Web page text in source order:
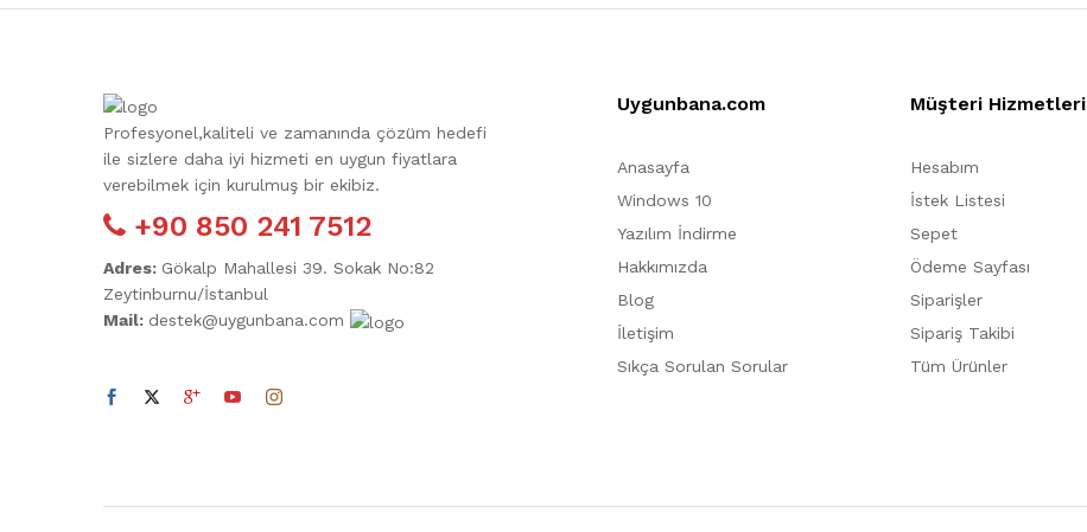
Profesyonel,kaliteli ve zamanında çözüm hedefi
ile sizlere daha iyi hizmeti en uygun fiyatlara
verebilmek için kurulmuş bir ekibiz.
+90 850 241 7512
Adres: Gökalp Mahallesi 39. Sokak No:82
Zeytinburnu/İstanbul
Mail: destek@uygunbana.com
Uygunbana.com
Anasayfa
Windows 10
Yazılım İndirme
Hakkımızda
Blog
İletişim
Sıkça Sorulan Sorular
Müşteri Hizmetleri
Hesabım
İstek Listesi
Sepet
Ödeme Sayfası
Siparişler
Sipariş Takibi
Tüm Ürünler